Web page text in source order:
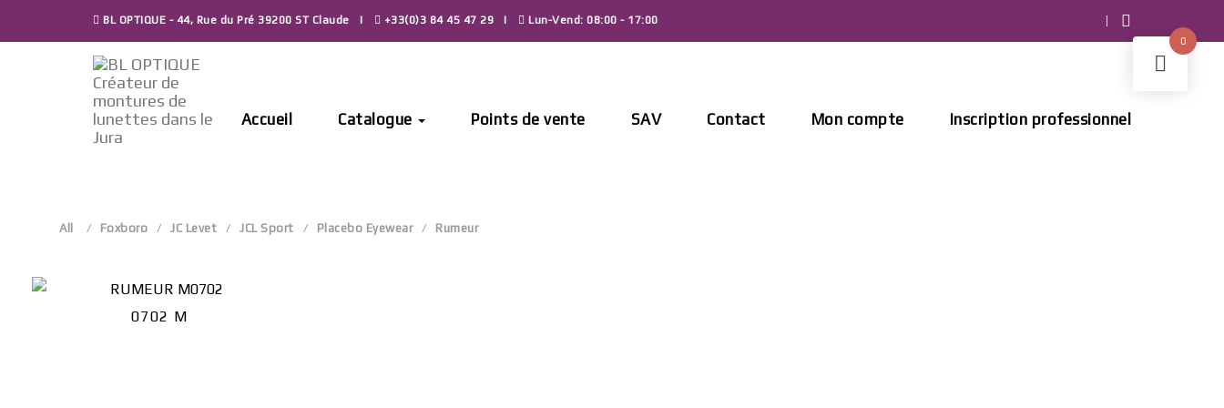
BL OPTIQUE - 44, Rue du Pré 39200 ST Claude +33(0)3 84 45 47 29 Lun-Vend: 08:00 - 17:00
Accueil Catalogue Points de vente SAV Contact Mon compte Inscription professionnel
All Foxboro JC Levet JCL Sport Placebo Eyewear Rumeur
0702 M
0